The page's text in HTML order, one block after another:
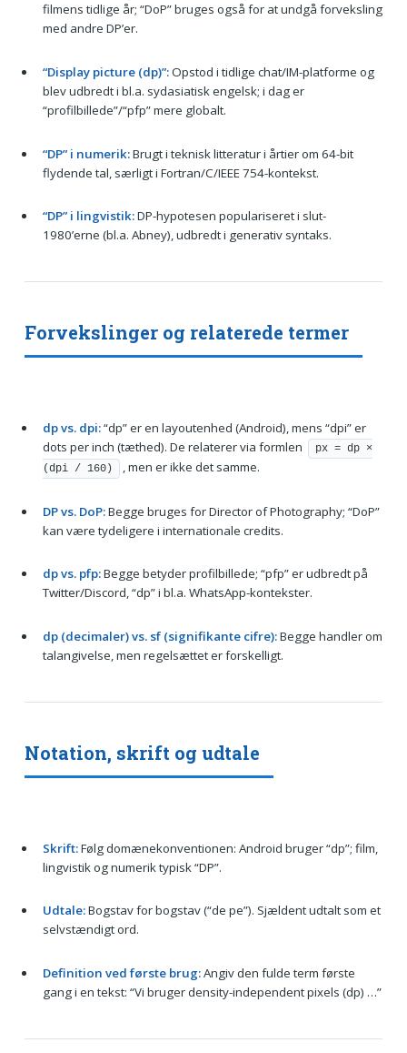
filmens tidlige år; “DoP” bruges også for at undgå forveksling
med andre DP’er.
“Display picture (dp)”:Opstod i tidlige chat/IM-platforme og
blev udbredt i bl.a. sydasiatisk engelsk; i dag er
“profilbillede”/“pfp” mere globalt.
“DP” i numerik:Brugt i teknisk litteratur i årtier om 64-bit
flydende tal, særligt i Fortran/C/IEEE 754-kontekst.
“DP” i lingvistik:DP-hypotesen populariseret i slut-
1980’erne (bl.a. Abney), udbredt i generativ syntaks.
Forvekslinger og relaterede termer
dp vs. dpi:“dp” er en layoutenhed (Android), mens “dpi” er
dots per inch (tæthed). De relaterer via formlen
px = dp ×
(dpi / 160)
, men er ikke det samme.
DP vs. DoP:Begge bruges for Director of Photography; “DoP”
kan være tydeligere i internationale credits.
dp vs. pfp:Begge betyder profilbillede; “pfp” er udbredt på
Twitter/Discord, “dp” i bl.a. WhatsApp-kontekster.
dp (decimaler) vs. sf (signifikante cifre):Begge handler om
talangivelse, men regelsættet er forskelligt.
Notation, skrift og udtale
Skrift:Følg domænekonventionen: Android bruger “dp”; film,
lingvistik og numerik typisk “DP”.
Udtale:Bogstav for bogstav (“de pe”). Sjældent udtalt som et
selvstændigt ord.
Definition ved første brug:Angiv den fulde term første
gang i en tekst: “Vi bruger density-independent pixels (dp) …”